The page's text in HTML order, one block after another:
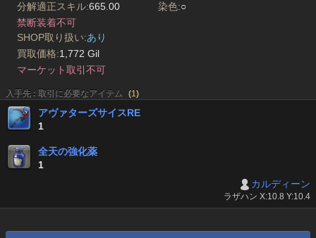
分解適正スキル:665.00 染色:○
禁断装着不可
SHOP取り扱い:あり
買取価格:1,772 Gil
マーケット取引不可
入手先 : 取引に必要なアイテム (1)
アヴァターズサイスRE
1
全天の強化薬
1
カルディーン
ラザハン X:10.8 Y:10.4